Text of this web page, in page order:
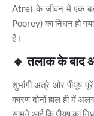
Atre) के जीवन में एक
Poorey) का निधन हो
है।
🔸तलाक के बाद
शुभांगी अत्रे और पीयूष
कारण दोनों हाल ही में
सामने आई कि पीयूष का